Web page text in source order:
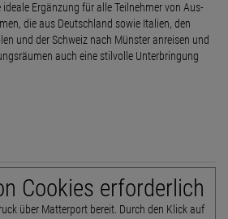
Ergänzung für alle Teilnehmer von Aus-
die aus Deutschland sowie Italien, den
und der Schweiz nach Münster anreisen und
auch eine stilvolle Unterbringung
Cookies erforderlich
über Matterport bereit. Durch den Klick auf